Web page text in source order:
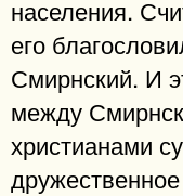
населения.
его
Смирнский. И
между
христианами